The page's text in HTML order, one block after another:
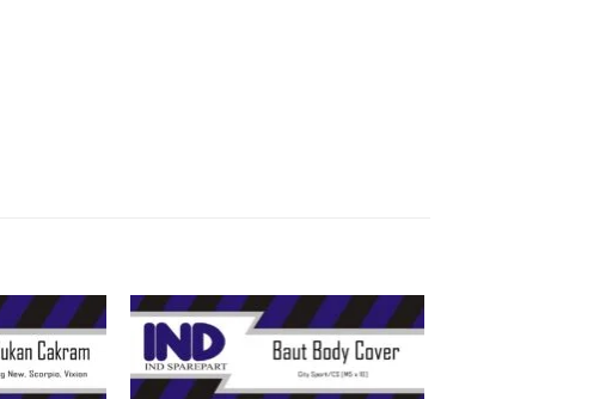
Tambahkan
ke Wishlist
Tambahkan
ke Wishlist